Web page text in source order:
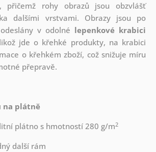
přičemž rohy obrazů jsou obzvlášť
dalšími vrstvami. Obrazy jsou po
v odolné lepenkové krabici
jde o křehké produkty, na krabici
o křehkém zboží, což snižuje míru
přepravě.
na plátně
plátno s hmotností 280 g/m2
další rám